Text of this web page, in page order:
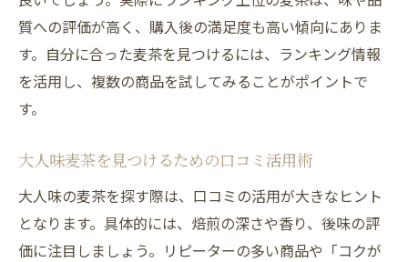
質への評価が高く、購入後の満足度も高い傾向にありま
す。自分に合った麦茶を見つけるには、ランキング情報
を活用し、複数の商品を試してみることがポイントで
す。
大人味麦茶を見つけるための口コミ活用術
大人味の麦茶を探す際は、口コミの活用が大きなヒント
となります。具体的には、焙煎の深さや香り、後味の評
価に注目しましょう。リピーターの多い商品や「コクが